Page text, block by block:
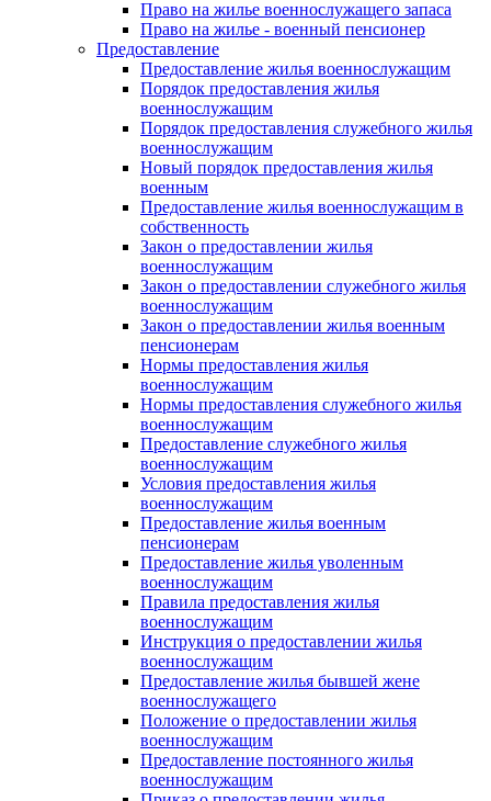
Право на жилье военнослужащего запаса
Право на жилье - военный пенсионер
Предоставление
Предоставление жилья военнослужащим
Порядок предоставления жилья
военнослужащим
Порядок предоставления служебного жилья
военнослужащим
Новый порядок предоставления жилья
военным
Предоставление жилья военнослужащим в
собственность
Закон о предоставлении жилья
военнослужащим
Закон о предоставлении служебного жилья
военнослужащим
Закон о предоставлении жилья военным
пенсионерам
Нормы предоставления жилья
военнослужащим
Нормы предоставления служебного жилья
военнослужащим
Предоставление служебного жилья
военнослужащим
Условия предоставления жилья
военнослужащим
Предоставление жилья военным
пенсионерам
Предоставление жилья уволенным
военнослужащим
Правила предоставления жилья
военнослужащим
Инструкция о предоставлении жилья
военнослужащим
Предоставление жилья бывшей жене
военнослужащего
Положение о предоставлении жилья
военнослужащим
Предоставление постоянного жилья
военнослужащим